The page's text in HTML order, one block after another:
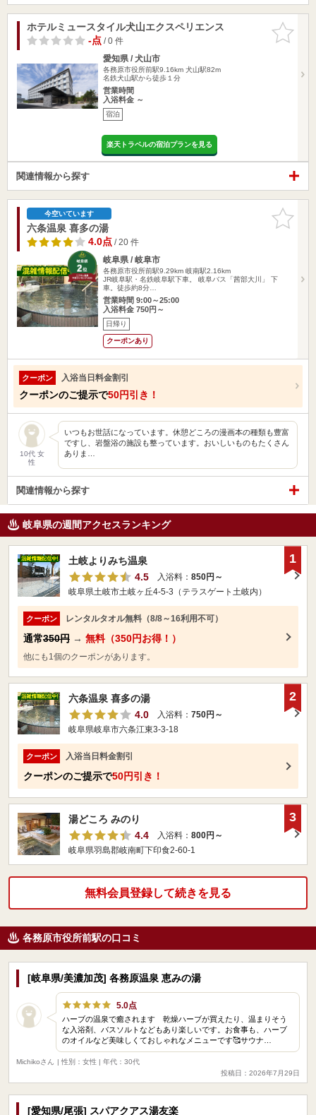
お気に入
りに追加
ホテルミュースタイル犬山エクスペリエンス
-点/ 0 件
愛知県 / 犬山市
各務原市役所前駅9.16km 犬山駅82m
名鉄犬山駅から徒歩１分
営業時間
入浴料金 ～
宿泊
楽天トラベルの宿泊プランを見る
関連情報から探す
お気に入
りに追加
今空いています
六条温泉 喜多の湯
4.0点/ 20 件
岐阜県 / 岐阜市
各務原市役所前駅9.29km 岐南駅2.16km
JR岐阜駅・名鉄岐阜駅下車。 岐阜バス「茜部大川」 下
車。徒歩約8分…
営業時間 9:00～25:00
入浴料金 750円～
日帰り
クーポンあり
クーポン 入浴当日料金割引
クーポンのご提示で50円引き！
10代 女
性
いつもお世話になっています。休憩どころの漫画本の種類も豊富
ですし、岩盤浴の施設も整っています。おいしいものもたくさん
ありま…
関連情報から探す
岐阜県の週間アクセスランキング
土岐よりみち温泉
4.5
入浴料： 850円～
岐阜県土岐市土岐ヶ丘4-5-3（テラスゲート土岐内）
クーポン レンタルタオル無料（8/8～16利用不可）
通常350円 → 無料（350円お得！）
他にも1個のクーポンがあります。
1
六条温泉 喜多の湯
4.0
入浴料： 750円～
岐阜県岐阜市六条江東3-3-18
クーポン 入浴当日料金割引
クーポンのご提示で50円引き！
2
湯どころ みのり
4.4
入浴料： 800円～
岐阜県羽島郡岐南町下印食2‐60‐1
3
無料会員登録して続きを見る
各務原市役所前駅の口コミ
[岐阜県/美濃加茂] 各務原温泉 恵みの湯
5.0点
ハーブの温泉で癒されます 乾燥ハーブが買えたり、温まりそう
な入浴剤、バスソルトなどもあり楽しいです。お食事も、ハーブ
のオイルなど美味しくておしゃれなメニューです🥰サウナ…
Michikoさん
| 性別：女性 | 年代：30代
投稿日：2026年7月29日
[愛知県/尾張] スパアクアス湯友楽